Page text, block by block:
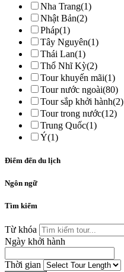
Nha Trang(1)
Nhật Bản(2)
Pháp(1)
Tây Nguyên(1)
Thái Lan(1)
Thổ Nhĩ Kỳ(2)
Tour khuyến mãi(1)
Tour nước ngoài(80)
Tour sắp khởi hành(2)
Tour trong nước(12)
Trung Quốc(1)
Ý(1)
Điểm đến du lịch
Ngôn ngữ
Tìm kiếm
Từ khóa
Ngày khởi hành
Thời gian